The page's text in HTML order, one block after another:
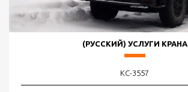
(РУССКИЙ) УСЛУГИ КРАНА
КС-3557